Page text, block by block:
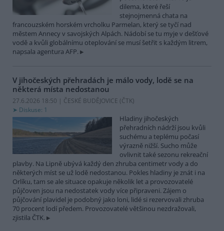
dilema, které řeší
stejnojmenná chata na
francouzském horském vrcholku Parmelan, který se tyčí nad
městem Annecy v savojských Alpách. Nádobí se tu myje v dešťové
vodě a kvůli globálnímu oteplování se musí šetřit s každým litrem,
napsala agentura AFP.
V jihočeských přehradách je málo vody, lodě se na
některá místa nedostanou
27.6.2026 18:50 | ČESKÉ BUDĚJOVICE (ČTK)
Diskuse: 1
Hladiny jihočeských
přehradních nádrží jsou kvůli
suchému a teplému počasí
výrazně nižší. Sucho může
ovlivnit také sezonu rekreační
plavby. Na Lipně ubývá každý den zhruba centimetr vody a do
některých míst se už lodě nedostanou. Pokles hladiny je znát i na
Orlíku, tam se ale situace opakuje několik let a provozovatelé
půjčoven jsou na nedostatek vody více připraveni. Zájem o
půjčování plavidel je podobný jako loni, lidé si rezervovali zhruba
70 procent lodí předem. Provozovatelé většinou nezdražovali,
zjistila ČTK.